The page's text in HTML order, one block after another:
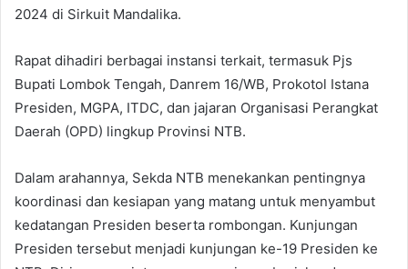
2024 di Sirkuit Mandalika.
Rapat dihadiri berbagai instansi terkait, termasuk Pjs
Bupati Lombok Tengah, Danrem 16/WB, Prokotol Istana
Presiden, MGPA, ITDC, dan jajaran Organisasi Perangkat
Daerah (OPD) lingkup Provinsi NTB.
Dalam arahannya, Sekda NTB menekankan pentingnya
koordinasi dan kesiapan yang matang untuk menyambut
kedatangan Presiden beserta rombongan. Kunjungan
Presiden tersebut menjadi kunjungan ke-19 Presiden ke